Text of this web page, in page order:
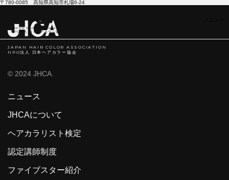
JAPAN HAIR COLOR ASSOCIATION
NPO法人 日本ヘアカラ―協会
〒780-0085 高知県高知市札場6-24
JAPAN HAIR COLOR ASSOCIATION
NPO法人 日本ヘアカラー協会
© 2024 JHCA.
ニュース
JHCAについて
ヘアカラリスト検定
認定講師制度
ファイブスター紹介